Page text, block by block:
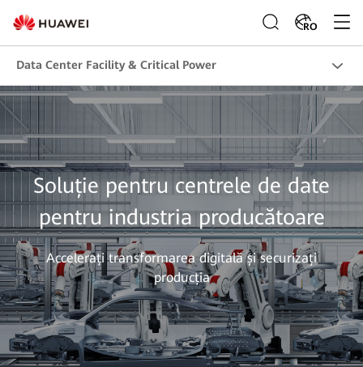
RO
Data Center Facility & Critical Power
Soluție pentru centrele de date
pentru industria producătoare
Accelerați transformarea digitală și securizați
producția